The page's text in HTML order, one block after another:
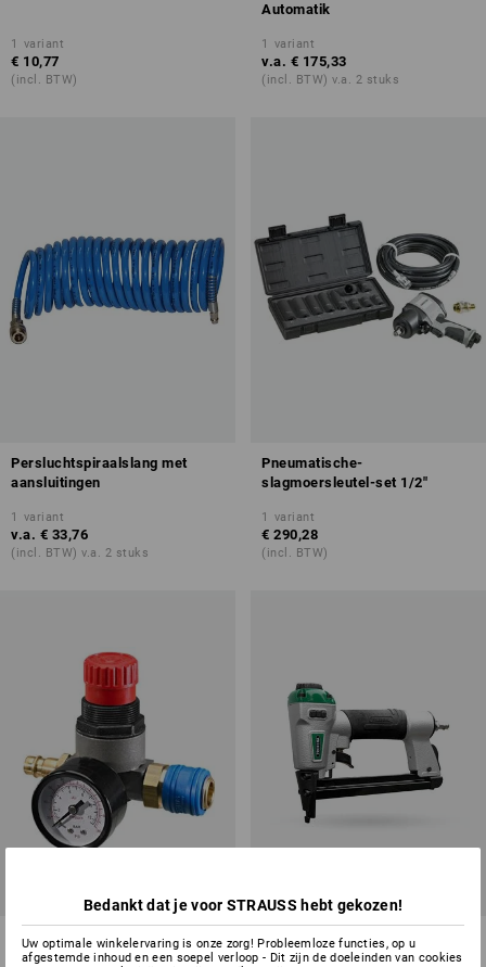
1 variant
€ 10,77
(incl. BTW)
Automatik
1 variant
v.a. € 175,33
(incl. BTW) v.a. 2 stuks
Persluchtspiraalslang met
aansluitingen
1 variant
v.a. € 33,76
(incl. BTW) v.a. 2 stuks
Pneumatische-
slagmoersleutel-set 1/2"
1 variant
€ 290,28
(incl. BTW)
Opzet-drukregelaar Spijkerpistool DNPF16
Bedankt dat je voor STRAUSS hebt gekozen!
Uw optimale winkelervaring is onze zorg! Probleemloze functies, op u
afgestemde inhoud en een soepel verloop - Dit zijn de doeleinden van cookies